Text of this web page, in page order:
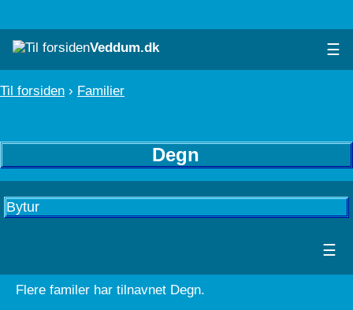
Veddum.dk ☰
Til forsiden › Familier
Degn
Bytur
☰
Flere familer har tilnavnet Degn.